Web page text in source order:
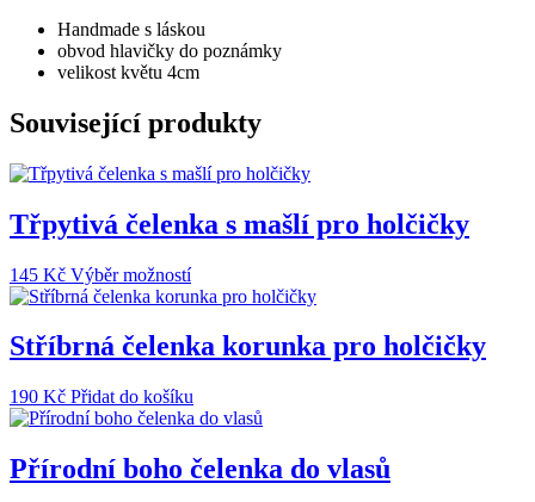
čelence
množství
Handmade s láskou
obvod hlavičky do poznámky
velikost květu 4cm
Související produkty
Třpytivá čelenka s mašlí pro holčičky
145 Kč Výběr možnostíTento
produkt
více
variant.
lze
vybrat
stránce
produktu
Stříbrná čelenka korunka pro holčičky
190 Kč Přidat do košíku
Přírodní boho čelenka do vlasů